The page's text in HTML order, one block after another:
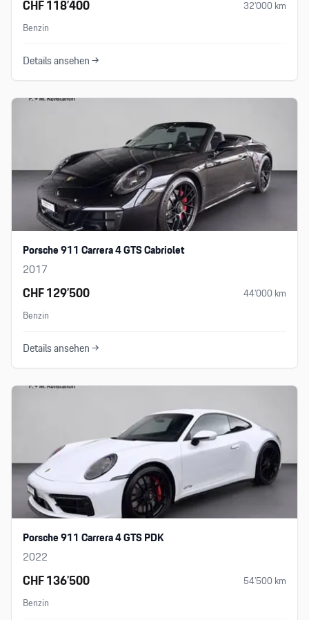
CHF 118’400 32’000km
Benzin
Details ansehen →
Porsche 911 Carrera 4 GTS Cabriolet
2017
CHF 129’500 44’000km
Benzin
Details ansehen →
Porsche 911 Carrera 4 GTS PDK
2022
CHF 136’500 54’500km
Benzin